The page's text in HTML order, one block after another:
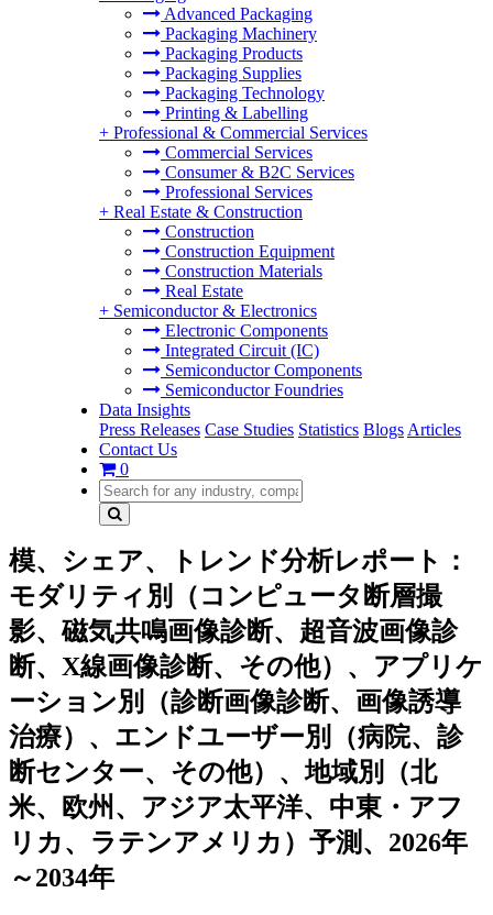
Advanced Packaging
Packaging Machinery
Packaging Products
Packaging Supplies
Packaging Technology
Printing & Labelling
+ Professional & Commercial Services
Commercial Services
Consumer & B2C Services
Professional Services
+ Real Estate & Construction
Construction
Construction Equipment
Construction Materials
Real Estate
+ Semiconductor & Electronics
Electronic Components
Integrated Circuit (IC)
Semiconductor Components
Semiconductor Foundries
Data Insights
Press Releases Case Studies Statistics Blogs Articles
Contact Us
0
模、シェア、トレンド分析レポート：
モダリティ別（コンピュータ断層撮
影、磁気共鳴画像診断、超音波画像診
断、X線画像診断、その他）、アプリケ
ーション別（診断画像診断、画像誘導
治療）、エンドユーザー別（病院、診
断センター、その他）、地域別（北
米、欧州、アジア太平洋、中東・アフ
リカ、ラテンアメリカ）予測、2026年
～2034年